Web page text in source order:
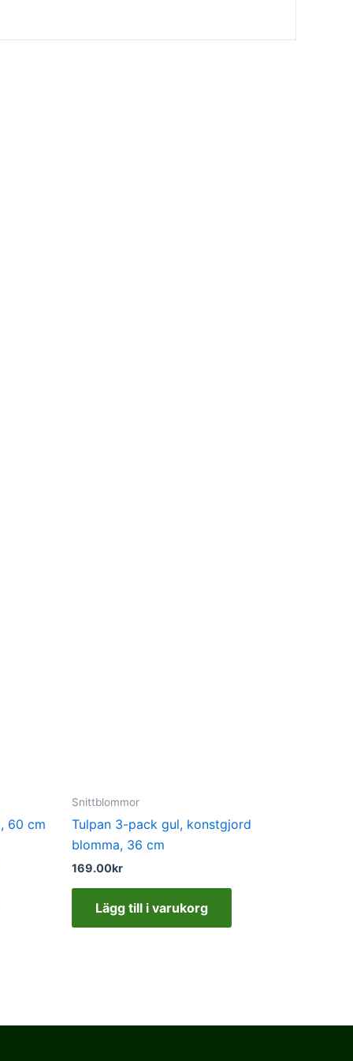
60 cm
Snittblommor
Tulpan 3-pack gul, konstgjord
blomma, 36 cm
169.00kr
Lägg till i varukorg